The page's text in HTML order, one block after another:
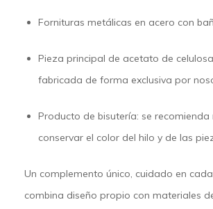
Fornituras metálicas en acero con
Pieza principal de acetato de
fabricada de forma exclusiva por
Producto de bisutería: se
conservar el color del hilo y de las
Un complemento único, cuidado en
combina diseño propio con materiales